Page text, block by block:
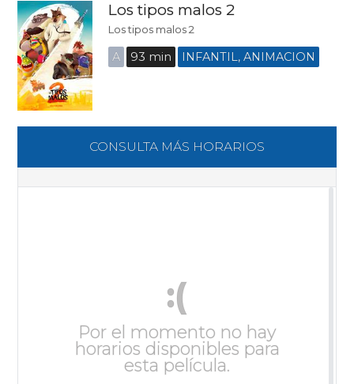
Los tipos malos 2
Los tipos malos 2
A 93 min INFANTIL, ANIMACION
CONSULTA MÁS HORARIOS
:(
Por el momento no hay
horarios disponibles para
esta película.